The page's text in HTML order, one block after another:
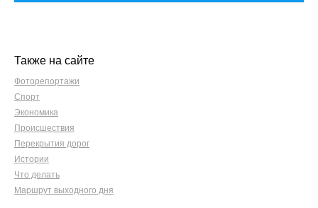
Также на сайте
Фоторепортажи
Спорт
Экономика
Происшествия
Перекрытия дорог
Истории
Что делать
Маршрут выходного дня